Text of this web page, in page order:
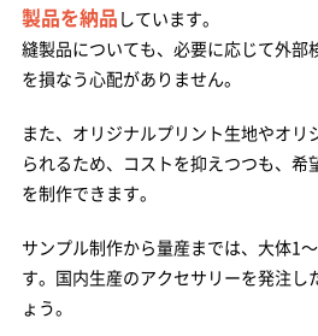
製品を納品 しています。
縫製品についても、必要に応じて外部
を損なう心配がありません。
また、オリジナルプリント生地やオリ
られるため、コストを抑えつつも、希
を制作できます。
サンプル制作から量産までは、大体1
す。国内生産のアクセサリーを発注し
ょう。